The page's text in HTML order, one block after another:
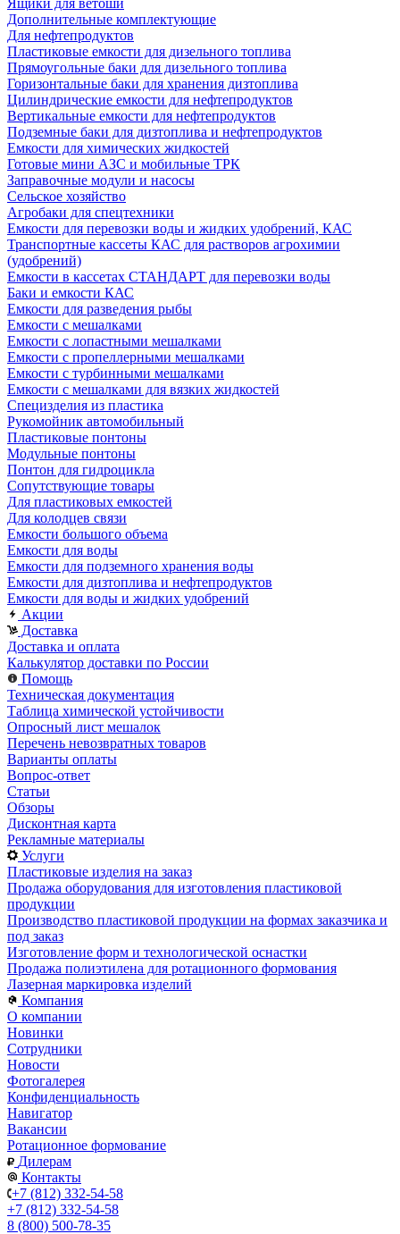
Ящики для ветоши
Дополнительные комплектующие
Для нефтепродуктов
Пластиковые емкости для дизельного топлива
Прямоугольные баки для дизельного топлива
Горизонтальные баки для хранения дизтоплива
Цилиндрические емкости для нефтепродуктов
Вертикальные емкости для нефтепродуктов
Подземные баки для дизтоплива и нефтепродуктов
Емкости для химических жидкостей
Готовые мини АЗС и мобильные ТРК
Заправочные модули и насосы
Сельское хозяйство
Агробаки для спецтехники
Емкости для перевозки воды и жидких удобрений, КАС
Транспортные кассеты КАС для растворов агрохимии
(удобрений)
Емкости в кассетах СТАНДАРТ для перевозки воды
Баки и емкости КАС
Емкости для разведения рыбы
Емкости с мешалками
Емкости с лопастными мешалками
Емкости с пропеллерными мешалками
Емкости с турбинными мешалками
Емкости с мешалками для вязких жидкостей
Специзделия из пластика
Рукомойник автомобильный
Пластиковые понтоны
Модульные понтоны
Понтон для гидроцикла
Сопутствующие товары
Для пластиковых емкостей
Для колодцев связи
Емкости большого объема
Емкости для воды
Емкости для подземного хранения воды
Емкости для дизтоплива и нефтепродуктов
Емкости для воды и жидких удобрений
Акции
Доставка
Доставка и оплата
Калькулятор доставки по России
Помощь
Техническая документация
Таблица химической устойчивости
Опросный лист мешалок
Перечень невозвратных товаров
Варианты оплаты
Вопрос-ответ
Статьи
Обзоры
Дисконтная карта
Рекламные материалы
Услуги
Пластиковые изделия на заказ
Продажа оборудования для изготовления пластиковой
продукции
Производство пластиковой продукции на формах заказчика и
под заказ
Изготовление форм и технологической оснастки
Продажа полиэтилена для ротационного формования
Лазерная маркировка изделий
Компания
О компании
Новинки
Сотрудники
Новости
Фотогалерея
Конфиденциальность
Навигатор
Вакансии
Ротационное формование
Дилерам
Контакты
+7 (812) 332-54-58
+7 (812) 332-54-58
8 (800) 500-78-35